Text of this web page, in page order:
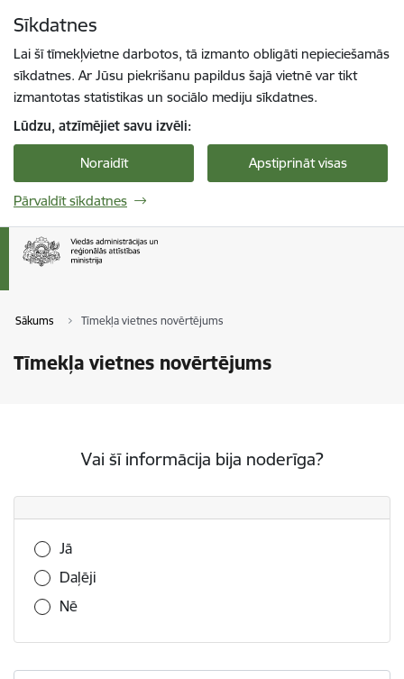
Sīkdatnes
Lai šī tīmekļvietne darbotos, tā izmanto obligāti nepieciešamās
sīkdatnes. Ar Jūsu piekrišanu papildus šajā vietnē var tikt
izmantotas statistikas un sociālo mediju sīkdatnes.
Lūdzu, atzīmējiet savu izvēli:
Noraidīt Apstiprināt visas
Pārvaldīt sīkdatnes
Sākums Tīmekļa vietnes novērtējums
Tīmekļa vietnes novērtējums
Vai šī informācija bija noderīga?
Vai šī informācija bija noderīga?
Jā
Daļēji
Nē